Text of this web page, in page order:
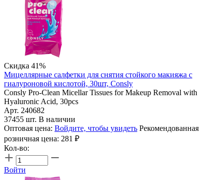
Скидка 41%
Мицеллярные салфетки для снятия стойкого макияжа с
гиалуроновой кислотой, 30шт, Consly
Consly Pro-Clean Micellar Tissues for Makeup Removal with
Hyaluronic Acid, 30pcs
Арт. 240682
37455 шт. В наличии
Оптовая цена: Войдите, чтобы увидеть Рекомендованная
розничная цена: 281 ₽
Кол-во:
Войти